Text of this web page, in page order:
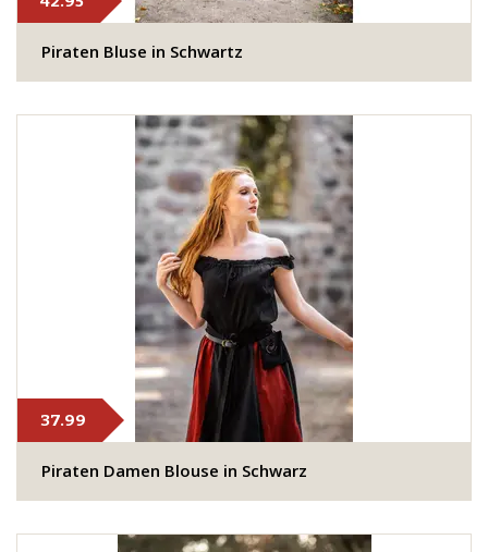
Piraten Bluse in Schwartz
37.99
Piraten Damen Blouse in Schwarz